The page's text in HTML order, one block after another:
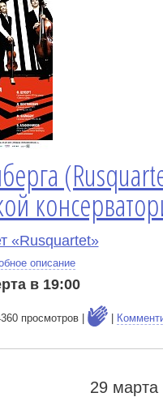
«Rusquartet»
описание
в 19:00
просмотров |
29 марта